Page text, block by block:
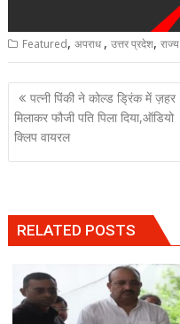
Featured,अपराध ,उत्तर प्रदेश,राज्य
Post
navigation
पत्नी पिंकी ने कोल्ड ड्रिंक में ज़हर
मिलाकर फौजी पति पिला दिया,ऑडियो
क्लिप वायरल
RELATED POSTS